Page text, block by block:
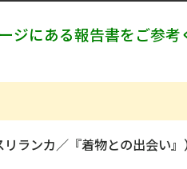
にある報告書をご参考
ンカ／『着物との出会い』